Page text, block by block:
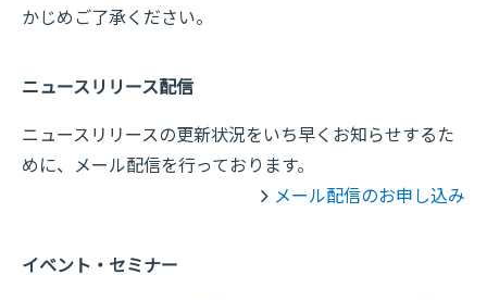
かじめご了承ください。
ニュースリリース配信
ニュースリリースの更新状況をいち早くお知らせするた
めに、メール配信を行っております。
メール配信のお申し込み
イベント・セミナー